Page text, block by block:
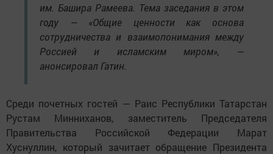
им. Башира Рамеева. Тема заседания в этом
году — «Общие ценности как основа
сотрудничества и взаимопонимания между
Россией и исламским миром», —
анонсировал Гатин.
Среди почетных гостей — Раис Республики Татарстан
Рустам Минниханов, заместитель Председателя
Правительства Российской Федерации Марат
Хуснуллин, который зачитает обращение Президента